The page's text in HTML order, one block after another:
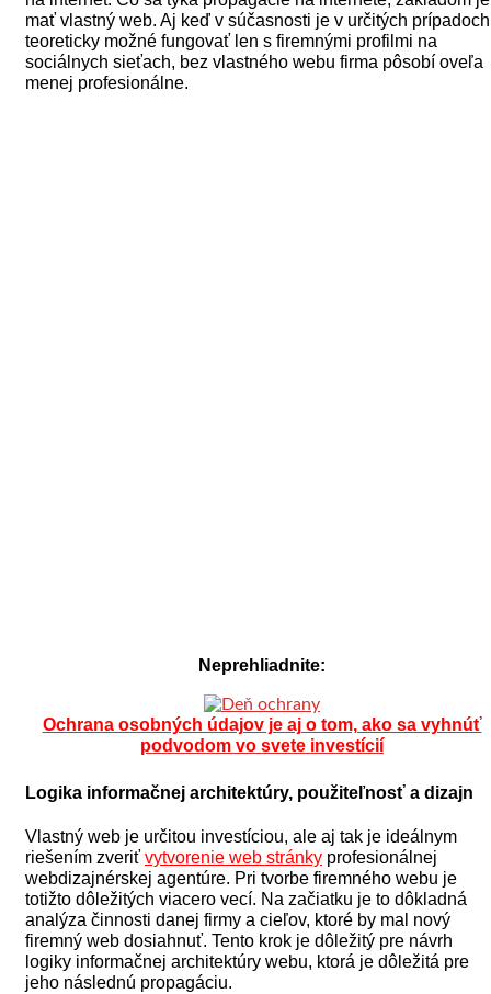
mať vlastný web. Aj keď v súčasnosti je v určitých prípadoch
teoreticky možné fungovať len s firemnými profilmi na
sociálnych sieťach, bez vlastného webu firma pôsobí oveľa
menej profesionálne.
Neprehliadnite:
Ochrana osobných údajov je aj o tom, ako sa vyhnúť
podvodom vo svete investícií
Logika informačnej architektúry, použiteľnosť a dizajn
Vlastný web je určitou investíciou, ale aj tak je ideálnym
riešením zveriť vytvorenie web stránky profesionálnej
webdizajnérskej agentúre. Pri tvorbe firemného webu je
totižto dôležitých viacero vecí. Na začiatku je to dôkladná
analýza činnosti danej firmy a cieľov, ktoré by mal nový
firemný web dosiahnuť. Tento krok je dôležitý pre návrh
logiky informačnej architektúry webu, ktorá je dôležitá pre
jeho následnú propagáciu.